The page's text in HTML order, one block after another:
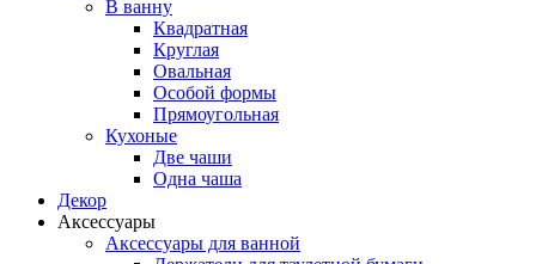
В ванну
Квадратная
Круглая
Овальная
Особой формы
Прямоугольная
Кухоные
Две чаши
Одна чаша
Декор
Аксессуары
Аксессуары для ванной